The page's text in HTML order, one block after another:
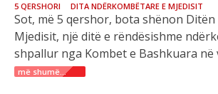
5 QERSHORI DITA NDËRKOMBËTARE E MJEDISIT
Sot, më 5 qershor, bota shënon
Mjedisit, një ditë e rëndësishme
shpallur nga Kombet e Bashkuara në
më shumë...